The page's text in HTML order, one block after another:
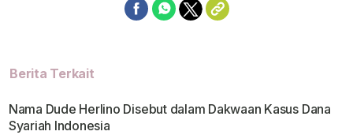
Berita Terkait
Nama Dude Herlino Disebut dalam Dakwaan Kasus Dana
Syariah Indonesia